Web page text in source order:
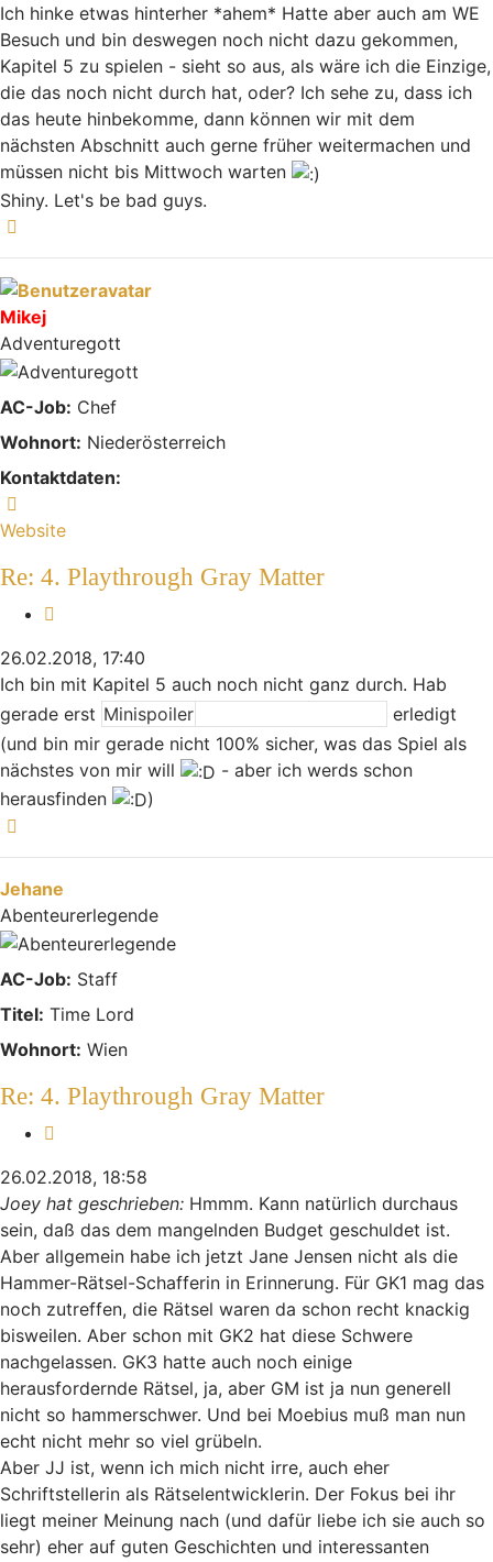
Ich hinke etwas hinterher *ahem* Hatte aber auch am WE
Besuch und bin deswegen noch nicht dazu gekommen,
Kapitel 5 zu spielen - sieht so aus, als wäre ich die Einzige,
die das noch nicht durch hat, oder? Ich sehe zu, dass ich
das heute hinbekomme, dann können wir mit dem
nächsten Abschnitt auch gerne früher weitermachen und
müssen nicht bis Mittwoch warten
Shiny. Let's be bad guys.
Mikej
Adventuregott
AC-Job: Chef
Wohnort: Niederösterreich
Kontaktdaten:
Website
Re: 4. Playthrough Gray Matter
26.02.2018, 17:40
Ich bin mit Kapitel 5 auch noch nicht ganz durch. Hab
gerade erst Minispoiler
erledigt
(und bin mir gerade nicht 100% sicher, was das Spiel als
nächstes von mir will
- aber ich werds schon
herausfinden
)
Jehane
Abenteurerlegende
AC-Job: Staff
Titel: Time Lord
Wohnort: Wien
Re: 4. Playthrough Gray Matter
26.02.2018, 18:58
Joey hat geschrieben: Hmmm. Kann natürlich durchaus
sein, daß das dem mangelnden Budget geschuldet ist.
Aber allgemein habe ich jetzt Jane Jensen nicht als die
Hammer-Rätsel-Schafferin in Erinnerung. Für GK1 mag das
noch zutreffen, die Rätsel waren da schon recht knackig
bisweilen. Aber schon mit GK2 hat diese Schwere
nachgelassen. GK3 hatte auch noch einige
herausfordernde Rätsel, ja, aber GM ist ja nun generell
nicht so hammerschwer. Und bei Moebius muß man nun
echt nicht mehr so viel grübeln.
Aber JJ ist, wenn ich mich nicht irre, auch eher
Schriftstellerin als Rätselentwicklerin. Der Fokus bei ihr
liegt meiner Meinung nach (und dafür liebe ich sie auch so
sehr) eher auf guten Geschichten und interessanten